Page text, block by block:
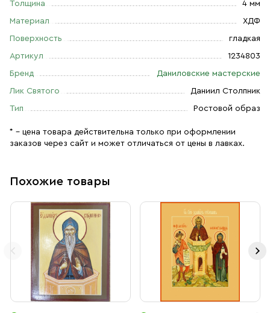
Толщина 4 мм
Материал ХДФ
Поверхность гладкая
Артикул 1234803
Бренд Даниловские мастерские
Лик Святого Даниил Столпник
Тип Ростовой образ
* – цена товара действительна только при оформлении
заказов через сайт и может отличаться от цены в лавках.
Похожие товары